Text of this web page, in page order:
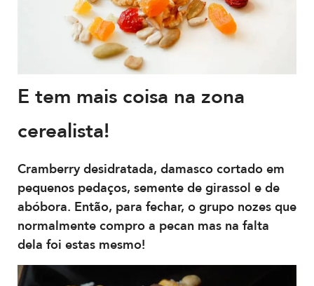
E tem mais coisa na zona
cerealista!
Cramberry desidratada, damasco cortado em
pequenos pedaços, semente de girassol e de
abóbora. Então, para fechar, o grupo nozes que
normalmente compro a pecan mas na falta
dela foi estas mesmo!